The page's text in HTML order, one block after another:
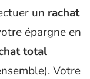
un rachat
épargne en
total
Votre